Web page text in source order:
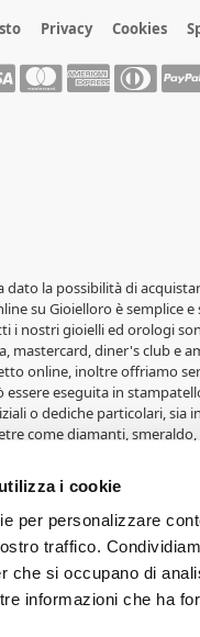
i cookie
per personalizzare
traffico.
che si occupano di
informazioni che ha
Privacy Cookies
la possibilità di
su Gioielloro è
nostri gioielli ed orologi
mastercard, diner's club e
online, inoltre offriamo
eseguita in
o dediche particolari,
come diamanti,
cornici, portafoto, album
troverete grandi affari
- Proprietà di Cappagli
DEI MARCHI
monitor o di dispositivo